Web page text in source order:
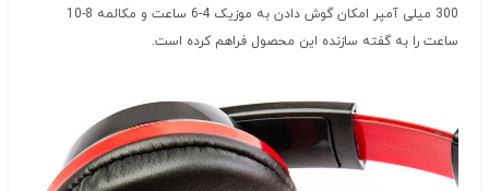
300 میلی آمپر امکان گوش دادن به موزیک 4-6 ساعت و مکالمه 8-10
ساعت را به گفته سازنده این محصول فراهم کرده است.